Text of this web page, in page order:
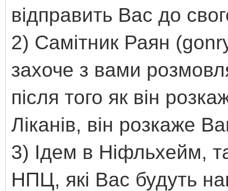
відправить Вас до
2) Самітник Раян
захоче з вами
після того як він
Ліканів, він розкаже
3) Ідем в Ніфльхейм,
НПЦ, які Вас будуть